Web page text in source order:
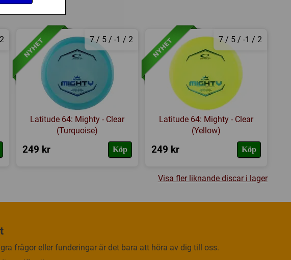
7 / 5 / -1 / 2
Latitude 64: Mighty - Clear
(Turquoise)
249 kr Köp
7 / 5 / -1 / 2
Latitude 64: Mighty - Clear
(Yellow)
249 kr Köp
Visa fler liknande discar i lager
frågor eller funderingar är det bara att höra av dig till oss.